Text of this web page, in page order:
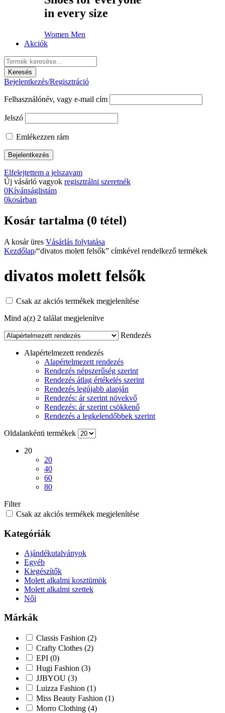
in every size
Women Men
Akciók
Bejelentkezés/Regisztráció
Felhasználónév, vagy e-mail cím
Jelszó
Emlékezzen rám
Elfelejtettem a jelszavam
Új vásárló vagyok regisztrálni szeretnék
0Kívánságlistám
0kosárban
Kosár tartalma (0 tétel)
A kosár üres Vásárlás folytatása
Kezdőlap/“divatos molett felsők” címkével rendelkező termékek
divatos molett felsők
Csak az akciós termékek megjelenítése
Mind a(z) 2 találat megjelenítve
Rendezés
Alapértelmezett rendezés
Alapértelmezett rendezés
Rendezés népszerűség szerint
Rendezés átlag értékelés szerint
Rendezés legújabb alapján
Rendezés: ár szerint növekvő
Rendezés: ár szerint csökkenő
Rendezés a legkelendőbbek szerint
Oldalankénti termékek
20
20
40
60
80
Filter
Csak az akciós termékek megjelenítése
Kategóriák
Ajándékutalványok
Egyéb
Kiegészítők
Molett alkalmi kosztümök
Molett alkalmi szettek
Női
Márkák
Classis Fashion (2)
Crafty Clothes (2)
EPI (0)
Hugi Fashion (3)
JJBYOU (3)
Luizza Fashion (1)
Miss Beauty Fashion (1)
Morro Clothing (4)